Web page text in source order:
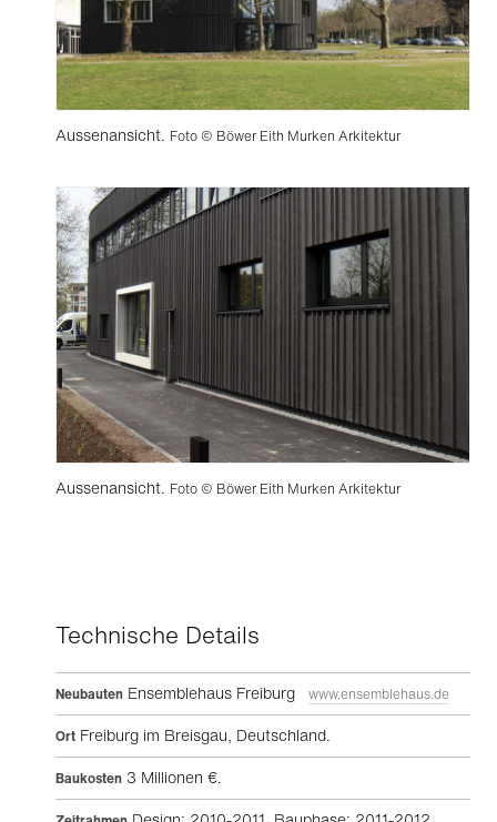
Aussenansicht. Foto © Böwer Eith Murken Arkitektur
Aussenansicht. Foto © Böwer Eith Murken Arkitektur
Technische Details
Neubauten Ensemblehaus Freiburg www.ensemblehaus.de
Ort Freiburg im Breisgau, Deutschland.
Baukosten 3 Millionen €.